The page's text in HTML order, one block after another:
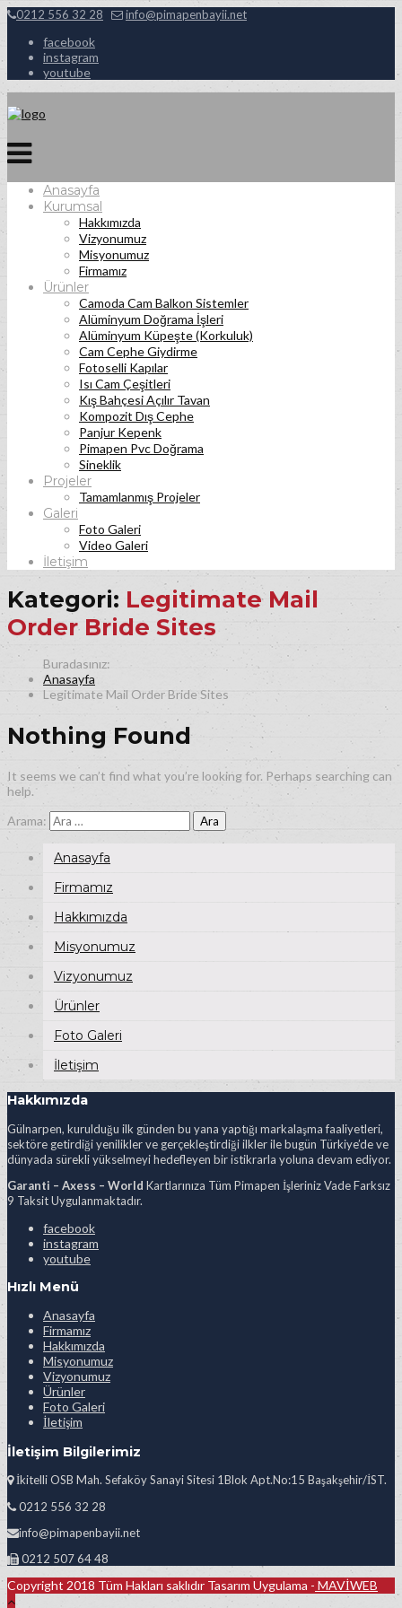
0212 556 32 28 info@pimapenbayii.net
facebook
instagram
youtube
Anasayfa
Kurumsal
Hakkımızda
Vizyonumuz
Misyonumuz
Firmamız
Ürünler
Camoda Cam Balkon Sistemler
Alüminyum Doğrama İşleri
Alüminyum Küpeşte (Korkuluk)
Cam Cephe Giydirme
Fotoselli Kapılar
Isı Cam Çeşitleri
Kış Bahçesi Açılır Tavan
Kompozit Dış Cephe
Panjur Kepenk
Pimapen Pvc Doğrama
Sineklik
Projeler
Tamamlanmış Projeler
Galeri
Foto Galeri
Video Galeri
İletişim
Kategori: Legitimate Mail
Order Bride Sites
Anasayfa
Legitimate Mail Order Bride Sites
Nothing Found
It seems we can’t find what you’re looking for. Perhaps searching can
help.
Arama:
Anasayfa
Firmamız
Hakkımızda
Misyonumuz
Vizyonumuz
Ürünler
Foto Galeri
İletişim
Hakkımızda
Gülnarpen, kurulduğu ilk günden bu yana yaptığı markalaşma faaliyetleri,
sektöre getirdiği yenilikler ve gerçekleştirdiği ilkler ile bugün Türkiye’de ve
dünyada sürekli yükselmeyi hedefleyen bir istikrarla yoluna devam ediyor.
Garanti – Axess – World Kartlarınıza Tüm Pimapen İşleriniz Vade Farksız
9 Taksit Uygulanmaktadır.
facebook
instagram
youtube
Hızlı Menü
Anasayfa
Firmamız
Hakkımızda
Misyonumuz
Vizyonumuz
Ürünler
Foto Galeri
İletişim
İletişim Bilgilerimiz
İkitelli OSB Mah. Sefaköy Sanayi Sitesi 1Blok Apt.No:15 Başakşehir/İST.
0212 556 32 28
info@pimapenbayii.net
0212 507 64 48
Copyright 2018 Tüm Hakları saklıdır Tasarım Uygulama - MAVİWEB